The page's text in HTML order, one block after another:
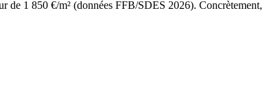
de 1 850 €/m² (données FFB/SDES 2026). Concrètement,